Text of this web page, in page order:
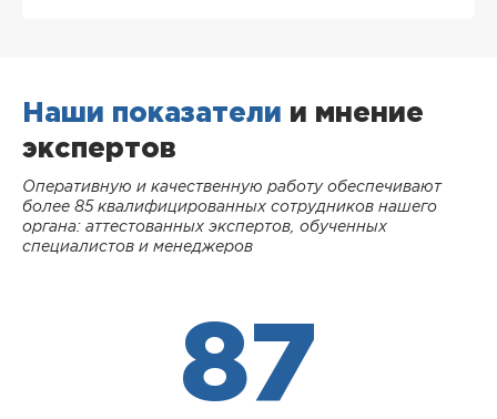
Наши показатели и мнение
экспертов
Оперативную и качественную работу обеспечивают
более 85 квалифицированных сотрудников нашего
органа: аттестованных экспертов, обученных
специалистов и менеджеров
87